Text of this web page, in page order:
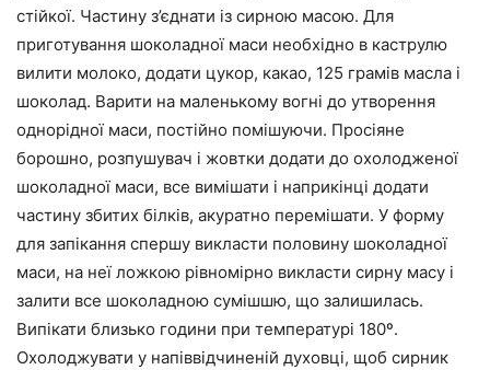
стійкої. Частину з’єднати із сирною масою. Для
приготування шоколадної маси необхідно в каструлю
вилити молоко, додати цукор, какао, 125 грамів масла і
шоколад. Варити на маленькому вогні до утворення
однорідної маси, постійно помішуючи. Просіяне
борошно, розпушувач і жовтки додати до охолодженої
шоколадної маси, все вимішати і наприкінці додати
частину збитих білків, акуратно перемішати. У форму
для запікання спершу викласти половину шоколадної
маси, на неї ложкою рівномірно викласти сирну масу і
залити все шоколадною сумішшю, що залишилась.
Випікати близько години при температурі 180º.
Охолоджувати у напіввідчиненій духовці, щоб сирник